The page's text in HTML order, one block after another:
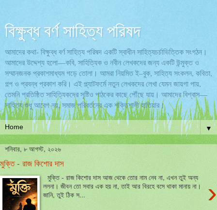
বিক্ষুব্ধ বর্ণ সাহিত্য পরিষদ
আমাদের কথা- বিক্ষুব্ধ বর্ণ সাহিত্য পরিষদ একটি স্বাধীন সাহিত্যচর্চাভিত্তিক সংগঠন।
আমাদের উদ্দেশ্য হলো—কবি, সাহিত্যিক ও নবীন লেখকদের জন্য একটি উন্মুক্ত ও
সম্মানজনক প্রকাশমাধ্যম গড়ে তোলা। আমরা নিয়মিত ই–বুক, সাহিত্য সংকলন, কবিতা,
গল্প ও প্রবন্ধ প্রকাশ করি। এই প্ল্যাটফর্মে নতুন লেখকদের লেখা যেমন জায়গা পায়,
তেমনি প্রতিষ্ঠিত সাহিত্যিকদের সৃষ্টিও পাঠকের কাছে পৌঁছে যায়। আমাদের বিশ্বাস—
সাহিত্য শুধু আবেগ নয়, সমাজ পরিবর্তনের এক শক্তিশালী হাতিয়ার।
▼
শনিবার, ৮ আগস্ট, ২০২৬
মুক্তি - রাজ কিশোর দাস
›
মুক্তি - রাজ কিশোর দাস আজ থেকে তোর নাম নেব না, এখন তুই অন্য
ললনা। জীবন তো সবার এক হয় না, তাই আর বিরহে বসে থাকা মানায় না।
জানি, তুই ঠিক স...